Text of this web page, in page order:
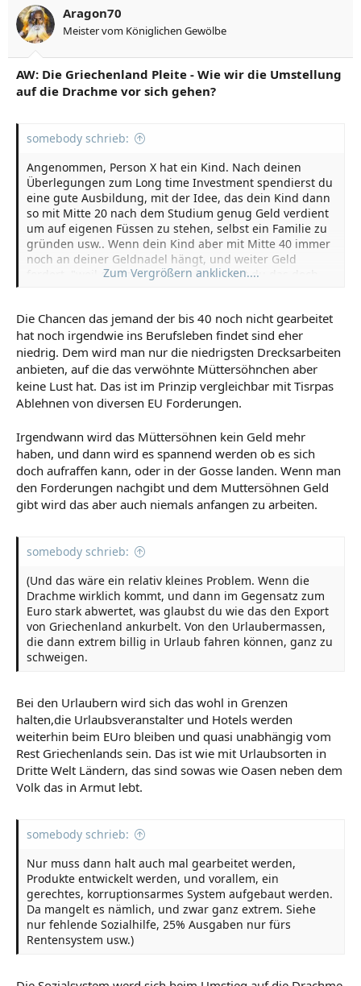
Aragon70
Meister vom Königlichen Gewölbe
AW: Die Griechenland Pleite - Wie wir die Umstellung
auf die Drachme vor sich gehen?
somebody schrieb:
Angenommen, Person X hat ein Kind. Nach deinen
Überlegungen zum Long time Investment spendierst du
eine gute Ausbildung, mit der Idee, das dein Kind dann
so mit Mitte 20 nach dem Studium genug Geld verdient
um auf eigenen Füssen zu stehen, selbst ein Familie zu
gründen usw.. Wenn dein Kind aber mit Mitte 40 immer
noch an deiner Geldnadel hängt, und weiter Geld
fordert, "weil du das ja musst" ignorierst du das doch
Zum Vergrößern anklicken....
Die Chancen das jemand der bis 40 noch nicht gearbeitet
hat noch irgendwie ins Berufsleben findet sind eher
niedrig. Dem wird man nur die niedrigsten Drecksarbeiten
anbieten, auf die das verwöhnte Müttersöhnchen aber
keine Lust hat. Das ist im Prinzip vergleichbar mit Tisrpas
Ablehnen von diversen EU Forderungen.
Irgendwann wird das Müttersöhnen kein Geld mehr
haben, und dann wird es spannend werden ob es sich
doch aufraffen kann, oder in der Gosse landen. Wenn man
den Forderungen nachgibt und dem Muttersöhnen Geld
gibt wird das aber auch niemals anfangen zu arbeiten.
somebody schrieb:
(Und das wäre ein relativ kleines Problem. Wenn die
Drachme wirklich kommt, und dann im Gegensatz zum
Euro stark abwertet, was glaubst du wie das den Export
von Griechenland ankurbelt. Von den Urlaubermassen,
die dann extrem billig in Urlaub fahren können, ganz zu
schweigen.
Bei den Urlaubern wird sich das wohl in Grenzen
halten,die Urlaubsveranstalter und Hotels werden
weiterhin beim EUro bleiben und quasi unabhängig vom
Rest Griechenlands sein. Das ist wie mit Urlaubsorten in
Dritte Welt Ländern, das sind sowas wie Oasen neben dem
Volk das in Armut lebt.
somebody schrieb:
Nur muss dann halt auch mal gearbeitet werden,
Produkte entwickelt werden, und vorallem, ein
gerechtes, korruptionsarmes System aufgebaut werden.
Da mangelt es nämlich, und zwar ganz extrem. Siehe
nur fehlende Sozialhilfe, 25% Ausgaben nur fürs
Rentensystem usw.)